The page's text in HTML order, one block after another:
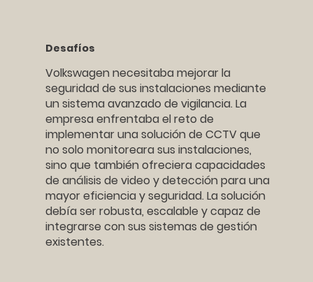
Desafíos
Volkswagen necesitaba mejorar la
seguridad de sus instalaciones mediante
un sistema avanzado de vigilancia. La
empresa enfrentaba el reto de
implementar una solución de CCTV que
no solo monitoreara sus instalaciones,
sino que también ofreciera capacidades
de análisis de video y detección para una
mayor eficiencia y seguridad. La solución
debía ser robusta, escalable y capaz de
integrarse con sus sistemas de gestión
existentes.